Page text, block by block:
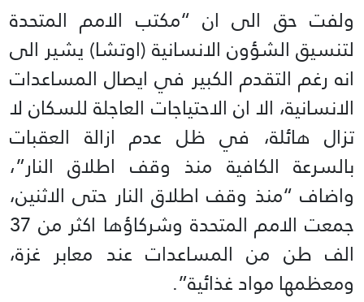
ولفت حق الى ان “مكتب الامم المتحدة
لتنسيق الشؤون الانسانية (اوتشا) يشير الى
انه رغم التقدم الكبير في ايصال المساعدات
الانسانية، الا ان الاحتياجات العاجلة للسكان لا
تزال هائلة، في ظل عدم ازالة العقبات
بالسرعة الكافية منذ وقف اطلاق النار”،
واضاف “منذ وقف اطلاق النار حتى الاثنين،
جمعت الامم المتحدة وشركاؤها اكثر من 37
الف طن من المساعدات عند معابر غزة،
ومعظمها مواد غذائية”.